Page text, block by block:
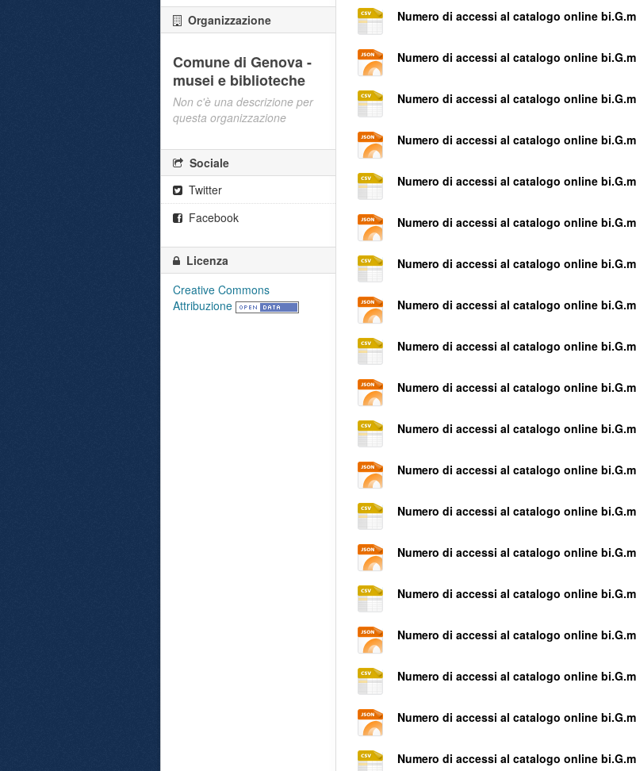
Numero di accessi al catalogo online
Numero di accessi al catalogo online
Numero di accessi al catalogo online
Numero di accessi al catalogo online
Numero di accessi al catalogo online
Numero di accessi al catalogo online
Numero di accessi al catalogo online
Numero di accessi al catalogo online
Numero di accessi al catalogo online
Numero di accessi al catalogo online
Numero di accessi al catalogo online
Numero di accessi al catalogo online
Numero di accessi al catalogo online
Numero di accessi al catalogo online
Numero di accessi al catalogo online
Numero di accessi al catalogo online
Numero di accessi al catalogo online
Numero di accessi al catalogo online
Numero di accessi al catalogo online
Organizzazione
Comune di Genova -
musei e biblioteche
Non c'è una descrizione per
questa organizzazione
Sociale
Twitter
Facebook
Licenza
Creative Commons
Attribuzione